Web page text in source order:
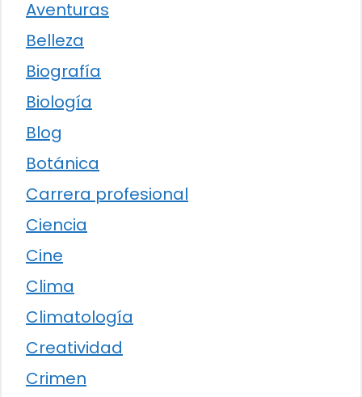
Aventuras
Belleza
Biografía
Biología
Blog
Botánica
Carrera profesional
Ciencia
Cine
Clima
Climatología
Creatividad
Crimen